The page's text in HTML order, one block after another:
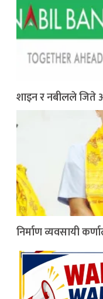
शाइन र नबीलले जिते
निर्माण व्यवसायी